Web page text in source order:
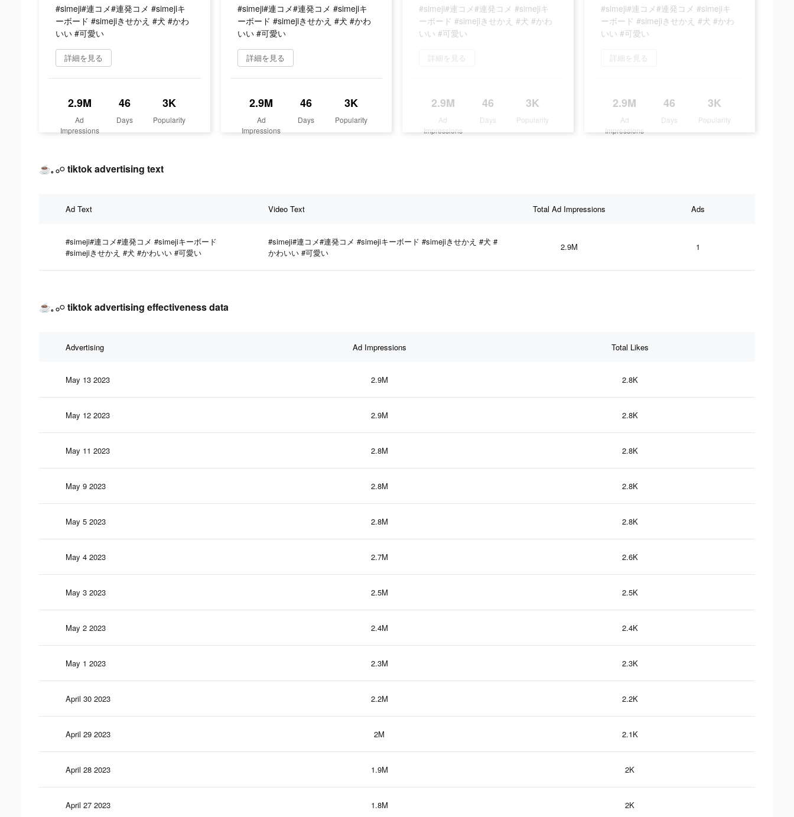
#simeji#連コメ#連発コメ #simejiキ
ーボード #simejiきせかえ #犬 #かわ
いい #可愛い
詳細を見る
2.9M
Ad
Impressions
46
Days
3K
Popularity
#simeji#連コメ#連発コメ #simejiキ
ーボード #simejiきせかえ #犬 #かわ
いい #可愛い
詳細を見る
2.9M
Ad
Impressions
46
Days
3K
Popularity
#simeji#連コメ#連発コメ #simejiキ
ーボード #simejiきせかえ #犬 #かわ
いい #可愛い
詳細を見る
2.9M
Ad
Impressions
46
Days
3K
Popularity
#simeji#連コメ#連発コメ #simejiキ
ーボード #simejiきせかえ #犬 #かわ
いい #可愛い
詳細を見る
2.9M
Ad
Impressions
46
Days
3K
Popularity
☕️𓈒 𓂂𓏸 tiktok advertising text
Ad Text Video Text Total Ad Impressions Ads
#simeji#連コメ#連発コメ #simejiキーボード
#simejiきせかえ #犬 #かわいい #可愛い
#simeji#連コメ#連発コメ #simejiキーボード #simejiきせかえ #犬 #
かわいい #可愛い
2.9M 1
☕️𓈒 𓂂𓏸 tiktok advertising effectiveness data
Advertising Ad Impressions Total Likes
May 13 2023 2.9M 2.8K
May 12 2023 2.9M 2.8K
May 11 2023 2.8M 2.8K
May 9 2023 2.8M 2.8K
May 5 2023 2.8M 2.8K
May 4 2023 2.7M 2.6K
May 3 2023 2.5M 2.5K
May 2 2023 2.4M 2.4K
May 1 2023 2.3M 2.3K
April 30 2023 2.2M 2.2K
April 29 2023 2M 2.1K
April 28 2023 1.9M 2K
April 27 2023 1.8M 2K